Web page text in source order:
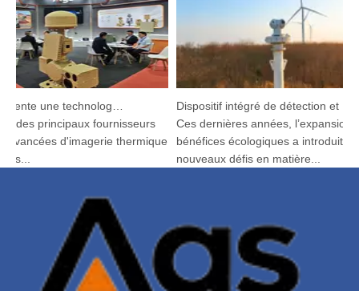
Argustec présente une technologie C-UAS et thermique de pointe à KL
des principaux fournisseurs
d'imagerie thermique
Dispositif intégré de détection et de suivi HP-PRS : une vision panoramique pour la protection aviaire
Ces dernières années, l’expansion
bénéfices écologiques a introduit de
nouveaux défis en matière...